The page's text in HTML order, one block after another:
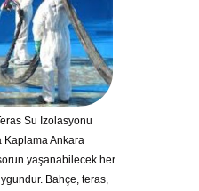
Su İzolasyonu
Kaplama Ankara
yaşanabilecek her
Bahçe, teras,